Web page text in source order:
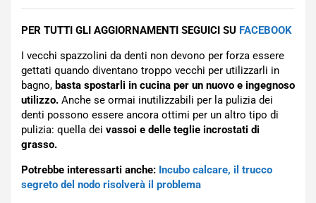
PER TUTTI GLI AGGIORNAMENTI SEGUICI SU FACEBOOK
I vecchi spazzolini da denti non devono per forza essere
gettati quando diventano troppo vecchi per utilizzarli in
bagno, basta spostarli in cucina per un nuovo e ingegnoso
utilizzo. Anche se ormai inutilizzabili per la pulizia dei
denti possono essere ancora ottimi per un altro tipo di
pulizia: quella dei vassoi e delle teglie incrostati di
grasso.
Potrebbe interessarti anche: Incubo calcare, il trucco
segreto del nodo risolverà il problema